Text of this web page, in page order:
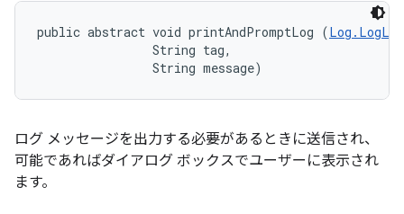
public abstract void printAndPromptLog (
                String tag,
                String message)
ログ メッセージを出力する必要があるときに送信され、
可能であればダイアログ ボックスでユーザーに表示され
ます。